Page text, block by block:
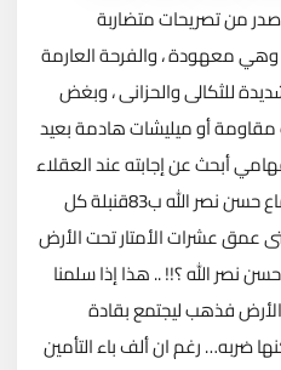
من تصريحات متضاربة
وهي معهودة ، والفرحة العارمة
للثكالى والحزانى ، وبغض
مقاومة أو ميليشات هادمة بعيد
أبحث عن إجابته عند العقلاء
،إذا كانت إسرائيل ضربت مقر إجتماع حسن نصر الله ب83قنبلة كل
عمق عشرات الأمتار تحت الأرض
نصر الله ؟!! ..هذا إذا سلمنا
الأرض فذهب ليجتمع بقادة
ضربه… رغم ان ألف باء التأمين